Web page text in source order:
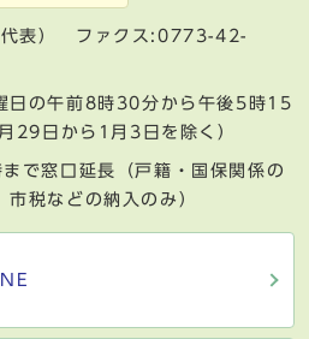
代表） ファクス:0773-42-
日の午前8時30分から午後5時15
29日から1月3日を除く）
で窓口延長（戸籍・国保関係の
税などの納入のみ）